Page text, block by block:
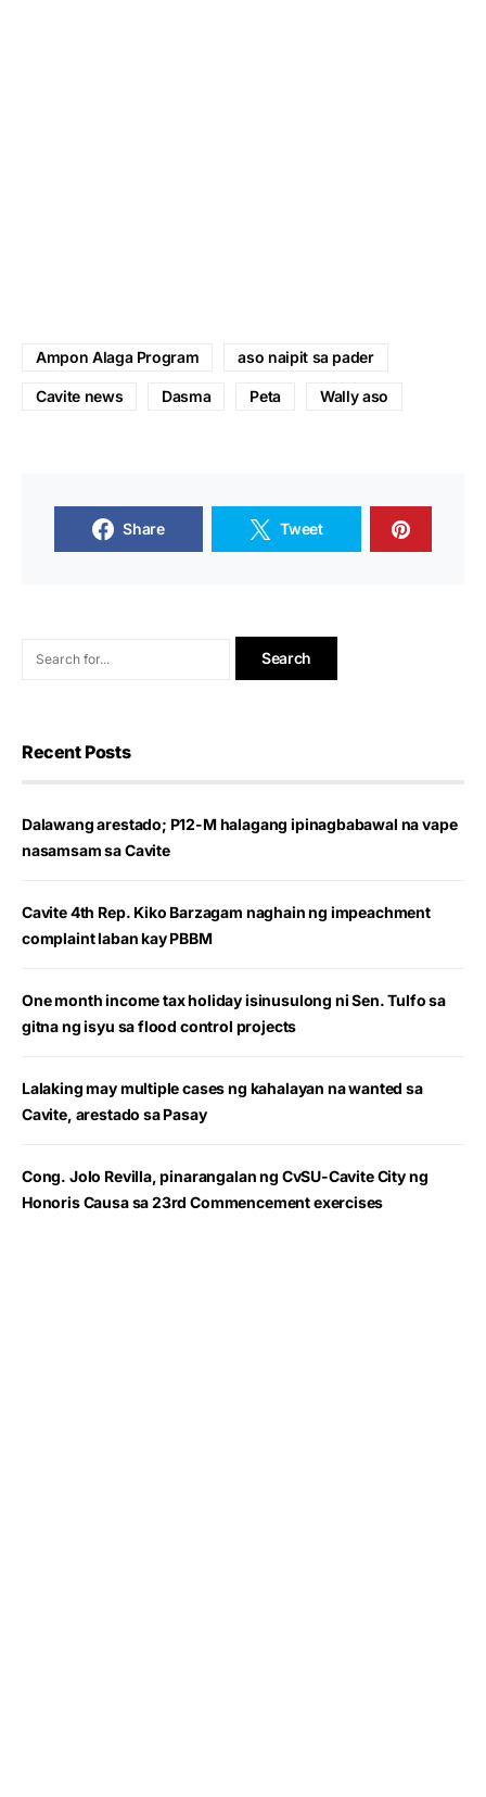
Ampon Alaga Program aso naipit sa pader
Cavite news Dasma Peta Wally aso
Share Tweet
Recent Posts
Dalawang arestado; P12-M halagang ipinagbabawal na vape
nasamsam sa Cavite
Cavite 4th Rep. Kiko Barzagam naghain ng impeachment
complaint laban kay PBBM
One month income tax holiday isinusulong ni Sen. Tulfo sa
gitna ng isyu sa flood control projects
Lalaking may multiple cases ng kahalayan na wanted sa
Cavite, arestado sa Pasay
Cong. Jolo Revilla, pinarangalan ng CvSU-Cavite City ng
Honoris Causa sa 23rd Commencement exercises